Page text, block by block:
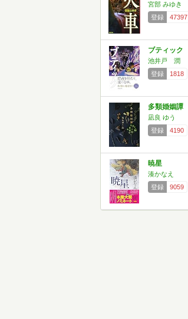
宮部 みゆき
登録
47397
ブティック
池井戸 潤
登録
1818
多類婚姻譚
凪良 ゆう
登録
4190
暁星
湊かなえ
登録
9059